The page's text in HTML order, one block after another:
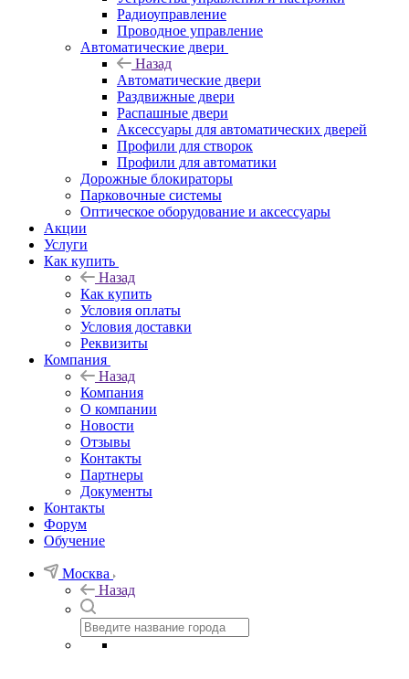
Радиоуправление
Проводное управление
Автоматические двери
Назад
Автоматические двери
Раздвижные двери
Распашные двери
Аксессуары для автоматических дверей
Профили для створок
Профили для автоматики
Дорожные блокираторы
Парковочные системы
Оптическое оборудование и аксессуары
Акции
Услуги
Как купить
Назад
Как купить
Условия оплаты
Условия доставки
Реквизиты
Компания
Назад
Компания
О компании
Новости
Отзывы
Контакты
Партнеры
Документы
Контакты
Форум
Обучение
Москва
Назад